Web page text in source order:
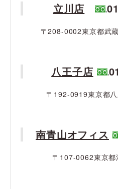
立川店
〒208-0002東京都武
八王子店
〒192-0919東京都
南青山オフィス
〒107-0062東京